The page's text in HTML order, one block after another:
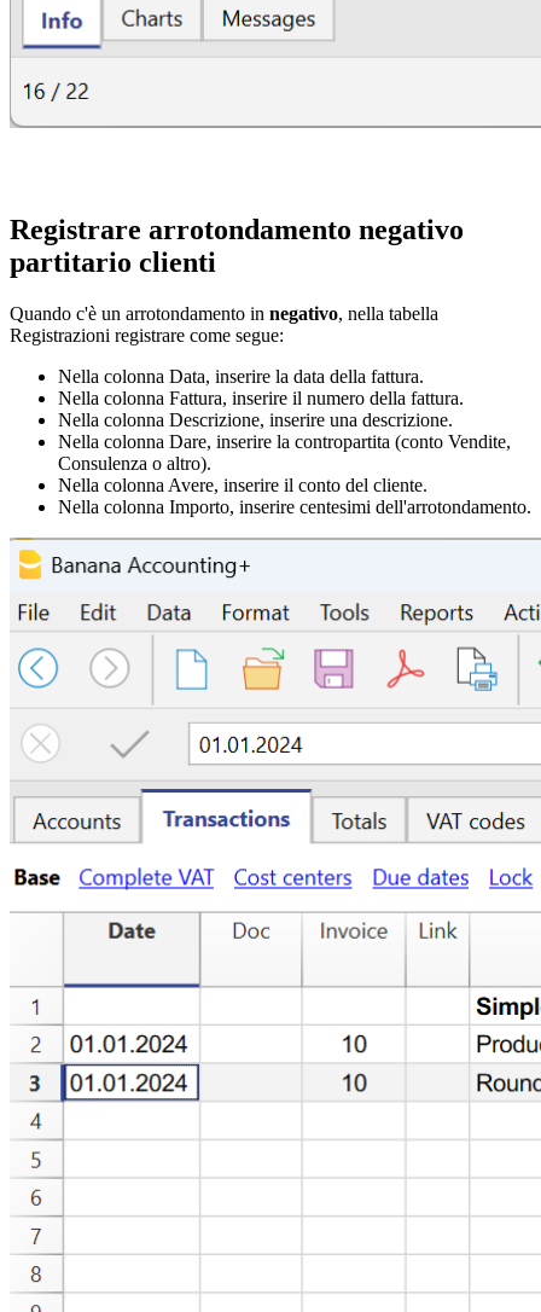
Registrare arrotondamento negativo
partitario clienti
Quando c'è un arrotondamento in negativo, nella tabella
Registrazioni registrare come segue:
Nella colonna Data, inserire la data della fattura.
Nella colonna Fattura, inserire il numero della fattura.
Nella colonna Descrizione, inserire una descrizione.
Nella colonna Dare, inserire la contropartita (conto Vendite,
Consulenza o altro).
Nella colonna Avere, inserire il conto del cliente.
Nella colonna Importo, inserire centesimi dell'arrotondamento.